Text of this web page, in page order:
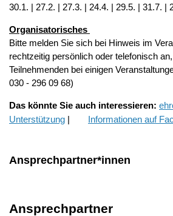
30.1. | 27.2. | 27.3. | 24.4. | 29.5. | 31.7. |
Organisatorisches
Bitte melden Sie sich bei Hinweis im
rechtzeitig persönlich oder telefonisch
Teilnehmenden bei einigen
030 - 296 09 68)
Das könnte Sie auch interessieren:
Unterstützung | Informationen auf
Ansprechpartner*innen
Ansprechpartner